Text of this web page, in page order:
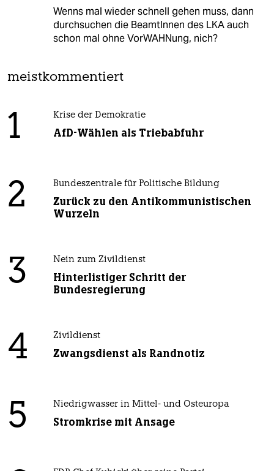
Wenns mal wieder schnell gehen muss, dann
durchsuchen die BeamtInnen des LKA auch
schon mal ohne VorWAHNung, nich?
meistkommentiert
1 Krise der Demokratie
AfD-Wählen als Triebabfuhr
2 Bundeszentrale für Politische Bildung
Zurück zu den Antikommunistischen
Wurzeln
3 Nein zum Zivildienst
Hinterlistiger Schritt der
Bundesregierung
4 Zivildienst
Zwangsdienst als Randnotiz
5 Niedrigwasser in Mittel- und Osteuropa
Stromkrise mit Ansage